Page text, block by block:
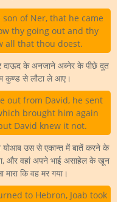
of Ner, that he came
thy going out and thy
all that thou doest.
के अनजाने अब्नेर के पीछे दूत
कुण्ड से लौटा ले आए।
out from David, he sent
brought him again
David knew it not.
योआब उस से एकान्त में बातें करने के
और वहां अपने भाई असाहेल के खून
कि वह मर गया।
to Hebron, Joab took